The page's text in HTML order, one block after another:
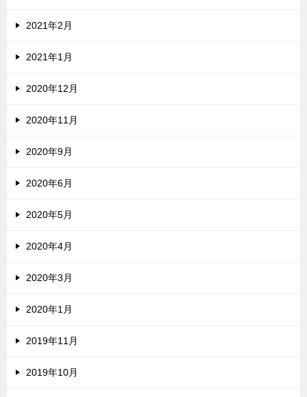
2021年2月
2021年1月
2020年12月
2020年11月
2020年9月
2020年6月
2020年5月
2020年4月
2020年3月
2020年1月
2019年11月
2019年10月